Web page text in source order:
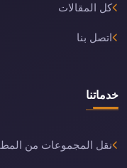
كل المقالات
اتصل بنا
خدماتنا
نقل المجموعات من المطار